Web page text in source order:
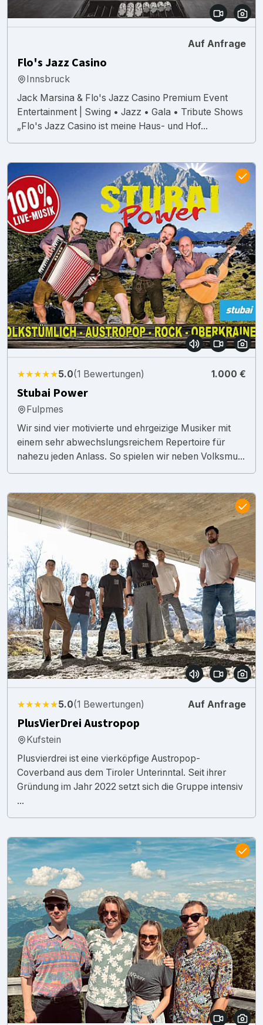
Auf Anfrage
Flo's Jazz Casino
Innsbruck
Jack Marsina & Flo's Jazz Casino Premium Event
Entertainment | Swing • Jazz • Gala • Tribute Shows
„Flo's Jazz Casino ist meine Haus- und Hof...
★★★★★5.0(1 Bewertungen) 1.000 €
Stubai Power
Fulpmes
Wir sind vier motivierte und ehrgeizige Musiker mit
einem sehr abwechslungsreichem Repertoire für
nahezu jeden Anlass. So spielen wir neben Volksmu...
★★★★★5.0(1 Bewertungen) Auf Anfrage
PlusVierDrei Austropop
Kufstein
Plusvierdrei ist eine vierköpfige Austropop-
Coverband aus dem Tiroler Unterinntal. Seit ihrer
Gründung im Jahr 2022 setzt sich die Gruppe intensiv
...